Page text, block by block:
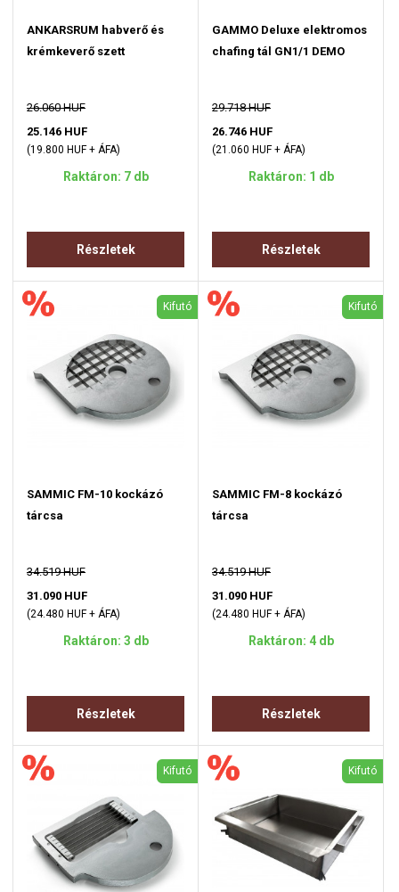
ANKARSRUM habverő és
krémkeverő szett
26.060 HUF
25.146 HUF
(19.800 HUF + ÁFA)
Raktáron: 7 db
Részletek
GAMMO Deluxe elektromos
chafing tál GN1/1 DEMO
29.718 HUF
26.746 HUF
(21.060 HUF + ÁFA)
Raktáron: 1 db
Részletek
Kifutó
SAMMIC FM-10 kockázó
tárcsa
34.519 HUF
31.090 HUF
(24.480 HUF + ÁFA)
Raktáron: 3 db
Részletek
Kifutó
SAMMIC FM-8 kockázó
tárcsa
34.519 HUF
31.090 HUF
(24.480 HUF + ÁFA)
Raktáron: 4 db
Részletek
Kifutó Kifutó